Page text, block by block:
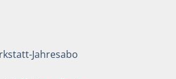
Jahresabo